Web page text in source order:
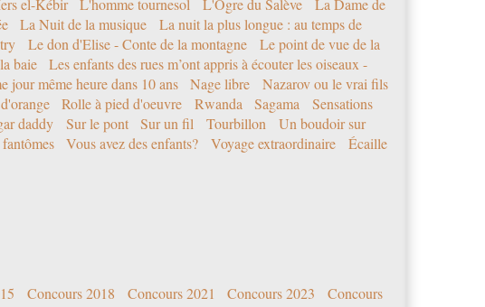
La Nuit de la musique
La nuit la plus longue : au temps de
Le don d'Elise - Conte de la montagne
Le point de vue de la
baie
Les enfants des rues m’ont appris à écouter les oiseaux -
jour même heure dans 10 ans Nage libre
Nazarov ou le vrai fils
Rolle à pied d'oeuvre Rwanda Sagama
Sensations
daddy Sur le pont Sur un fil Tourbillon
Un boudoir sur
Vous avez des enfants? Voyage extraordinaire
Écaille
Concours 2018 Concours 2021 Concours 2023 Concours